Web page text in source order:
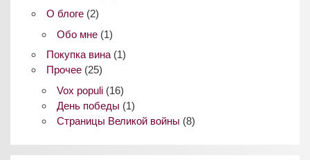
О блоге(2)
Обо мне(1)
Покупка вина(1)
Прочее(25)
Vox populi(16)
День победы (1)
Страницы Великой войны (8)